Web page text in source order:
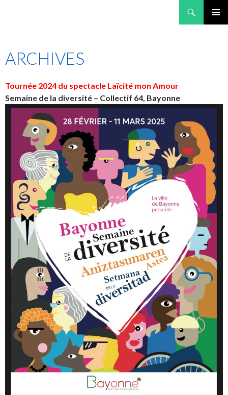
ARCHIVES
Tournée 2024 du spectacle Laïcité mon Amour
Semaine de la diversité – Collectif 64, Bayonne